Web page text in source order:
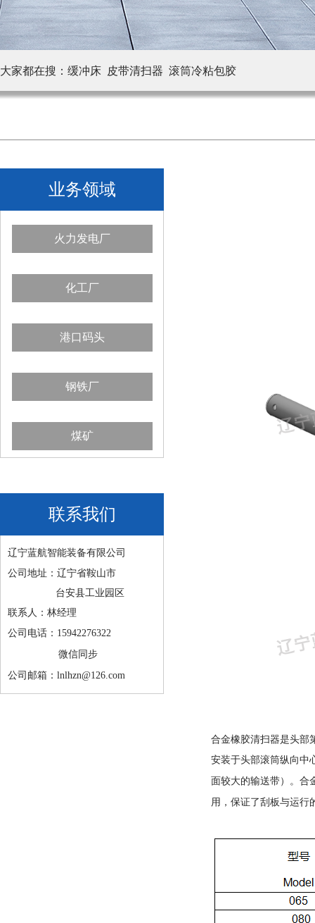
大家都在搜： 缓冲床 皮带清扫器 滚筒冷粘包胶
业务领域
火力发电厂
化工厂
港口码头
钢铁厂
煤矿
联系我们
辽宁蓝航智能装备有限公司
公司地址：辽宁省鞍山市
台安县工业园区
联系人：林经理
公司电话：15942276322
微信同步
公司邮箱：lnlhzn@126.com
合金橡胶清扫器是头部
安装于头部滚筒纵向中
面较大的输送带）。合
用，保证了刮板与运行